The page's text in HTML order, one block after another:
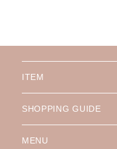
ITEM
SHOPPING GUIDE
MENU